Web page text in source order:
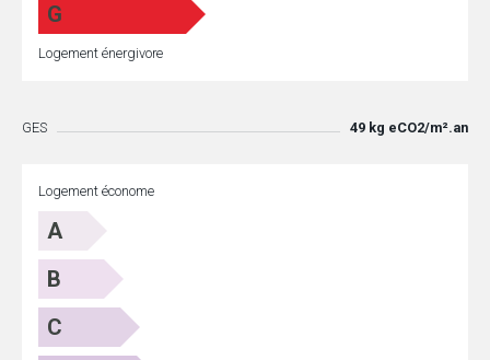
G
Logement énergivore
GES 49 kg eCO2/m².an
Logement économe
A
B
C